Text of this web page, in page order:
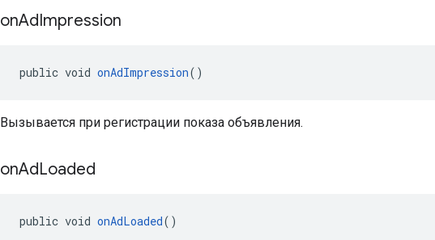
onAdImpression
public void onAdImpression()
Вызывается при регистрации показа объявления.
onAdLoaded
public void onAdLoaded()